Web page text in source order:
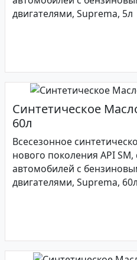
двигателями, Suprema, 5л
Синтетическое
60л
Всесезонное
нового поколения API
автомобилей с
двигателями, Suprema, 60л